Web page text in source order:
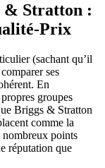
& Stratton :
Prix
(sachant qu’il
ses
En
groupes
Briggs & Stratton
comme la
nombreux points
réputation que